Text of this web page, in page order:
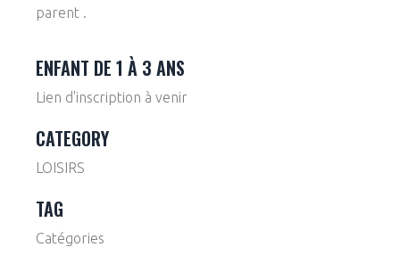
parent .
ENFANT DE 1 À 3 ANS
Lien d'inscription à venir
CATEGORY
LOISIRS
TAG
Catégories